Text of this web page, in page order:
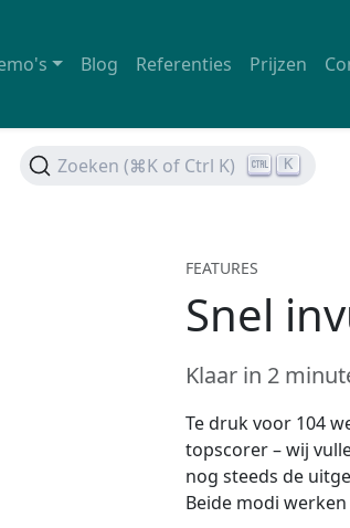
Blog Referenties Prijzen
Zoeken (⌘K of Ctrl K) K
FEATURES
Snel
Klaar in 2
Te druk voor 104
topscorer – wij
nog steeds de
Beide modi